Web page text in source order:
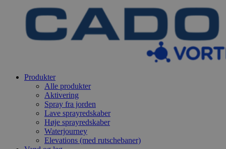
Produkter
Alle produkter
Aktivering
Spray fra jorden
Lave sprayredskaber
Høje sprayredskaber
Waterjourney
Elevations (med rutschebaner)